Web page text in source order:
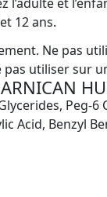
12 ans.
Ne pas
pas utiliser sur
Peg-
Acid, Benzyl